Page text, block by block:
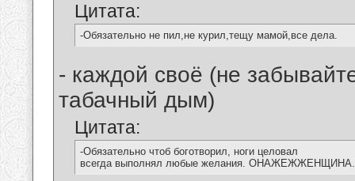
Цитата:
-Обязательно не пил,не курил,тещу мамой,все дела.
- каждой своё (не
табачный дым)
Цитата:
-Обязательно чтоб боготворил, ноги целовал
всегда выполнял любые желания.